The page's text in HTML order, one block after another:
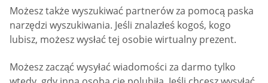
Możesz także wyszukiwać partnerów za pomocą paska
narzędzi wyszukiwania. Jeśli znalazłeś kogoś, kogo
lubisz, możesz wysłać tej osobie wirtualny prezent.
Możesz zacząć wysyłać wiadomości za darmo tylko